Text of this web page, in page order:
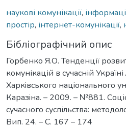
наукові комунікації,
простір, інтернет-комунікації,
Бібліографічний опис
Горбенко Я.О. Тенденції
комунікацій в сучасній
Харкiвського нацiонального
Каразiна. – 2009. – №881.
сучасного суспільства:
Вип. 24. – С. 167 – 174